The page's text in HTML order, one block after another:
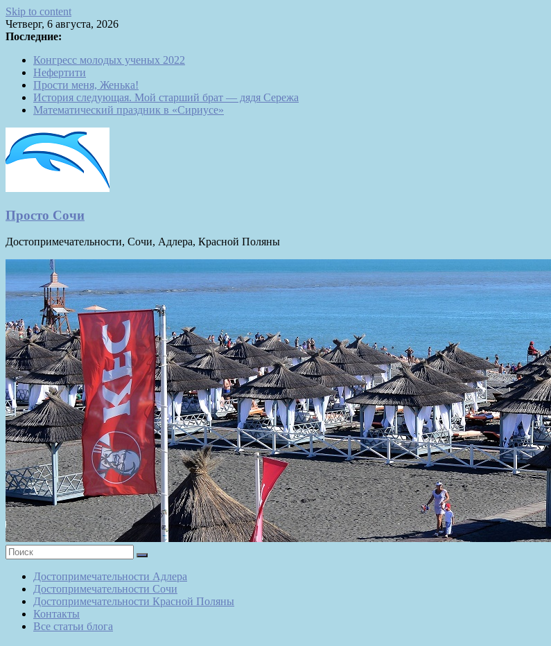
Skip to content
Четверг, 6 августа, 2026
Последние:
Конгресс молодых ученых 2022
Нефертити
Прости меня, Женька!
История следующая. Мой старший брат — дядя Сережа
Математический праздник в «Сириусе»
Просто Сочи
Достопримечательности, Сочи, Адлера, Красной Поляны
Достопримечательности Адлера
Достопримечательности Сочи
Достопримечательности Красной Поляны
Контакты
Все статьи блога